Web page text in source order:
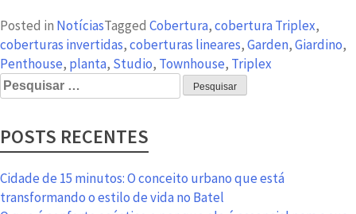
Posted in NotíciasTagged Cobertura,cobertura Triplex,
coberturas invertidas,coberturas lineares,Garden,Giardino,
Penthouse, planta, Studio, Townhouse, Triplex
Pesquisar
por:
POSTS RECENTES
Cidade de 15 minutos: O conceito urbano que está
transformando o estilo de vida no Batel